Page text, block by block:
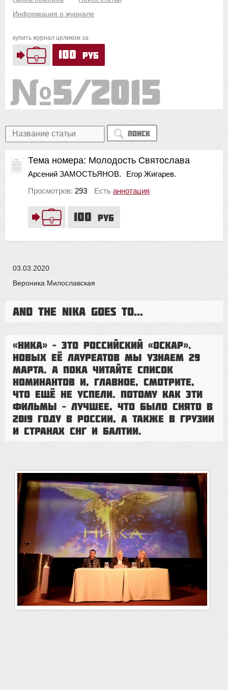
Информация о журнале
купить журнал целиком за
100 руб
5/2015
Поиск
100 руб
Тема номера: Молодость Святослава
Арсений ЗАМОСТЬЯНОВ.
Егор Жигарев.
Просмотров: 293 Есть аннотация
03.03.2020
Вероника Милославская
And the Nika goes to...
«Ника» – это российский «Оскар».
Новых её лауреатов мы узнаем 29
марта. А пока читайте список
номинантов и, главное, смотрите,
что ещё не успели. Потому как эти
фильмы – лучшее, что было снято в
2019 году в России, а также в Грузии
и странах СНГ и Балтии.